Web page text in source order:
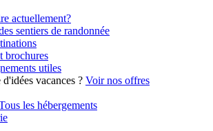
actuellement?
sentiers de randonnée
brochures
utiles
vacances ? Voir nos offres
les hébergements